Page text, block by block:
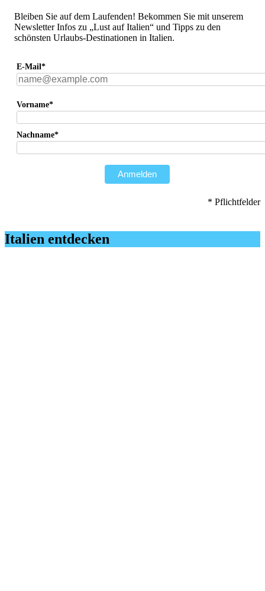
Bleiben Sie auf dem Laufenden! Bekommen Sie mit unserem
Newsletter Infos zu „Lust auf Italien“ und Tipps zu den
schönsten Urlaubs-Destinationen in Italien.
E-Mail*
Vorname*
Nachname*
Anmelden
* Pflichtfelder
Italien entdecken